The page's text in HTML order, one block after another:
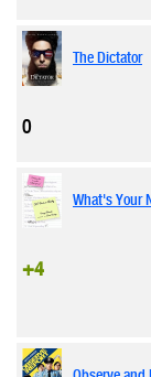
The Dictator
0
What's Your
+4